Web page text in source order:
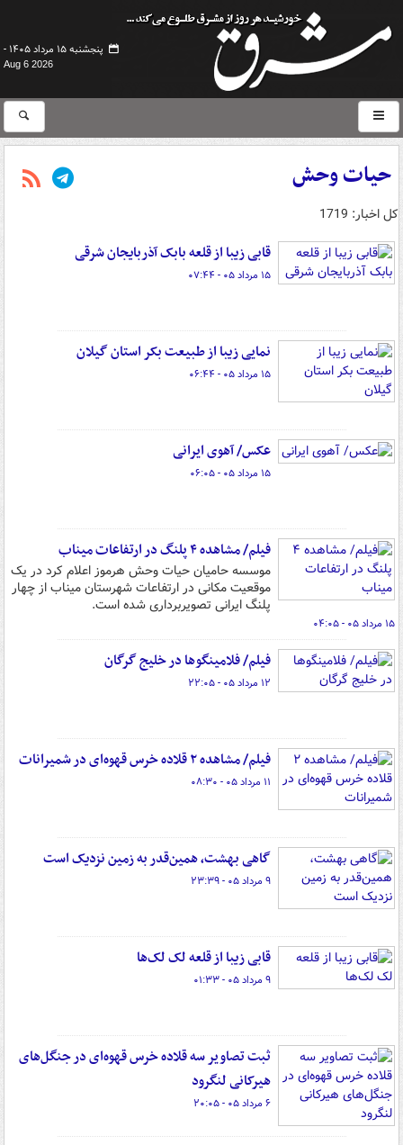
پنجشنبه ۱۵ مرداد ۱۴۰۵ -
Aug 6 2026
حیات وحش
کل اخبار: 1719
قابی زیبا از قلعه بابک آذربایجان شرقی
۱۵ مرداد ۰۵ - ۰۷:۴۴
نمایی زیبا از طبیعت بکر استان گیلان
۱۵ مرداد ۰۵ - ۰۶:۴۴
عکس/ آهوی ایرانی
۱۵ مرداد ۰۵ - ۰۶:۰۵
فیلم/ مشاهده ۴ پلنگ در ارتفاعات میناب
موسسه حامیان حیات وحش هرموز اعلام کرد در یک
موقعیت مکانی در ارتفاعات شهرستان میناب از چهار
پلنگ ایرانی تصویربرداری شده است.
۱۵ مرداد ۰۵ - ۰۴:۰۵
فیلم/ فلامینگوها در خلیج گرگان
۱۲ مرداد ۰۵ - ۲۲:۰۵
فیلم/ مشاهده ۲ قلاده خرس‌ قهوه‌ای در شمیرانات
۱۱ مرداد ۰۵ - ۰۸:۳۰
گاهی بهشت، همین‌قدر به زمین نزدیک است
۹ مرداد ۰۵ - ۲۳:۳۹
قابی زیبا از قلعه لک لک‌ها
۹ مرداد ۰۵ - ۰۱:۳۳
ثبت تصاویر سه قلاده خرس قهوه‌ای در جنگل‌های
هیرکانی لنگرود
۶ مرداد ۰۵ - ۲۰:۰۵